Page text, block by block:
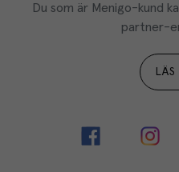
Du som är Menigo-kund
partner-